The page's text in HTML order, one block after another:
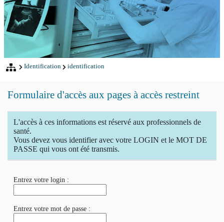
Identification identification
Formulaire d'accès aux pages à accès restreint
L'accès à ces informations est réservé aux professionnels de
santé.
Vous devez vous identifier avec votre LOGIN et le MOT DE
PASSE qui vous ont été transmis.
Entrez votre login :
Entrez votre mot de passe :